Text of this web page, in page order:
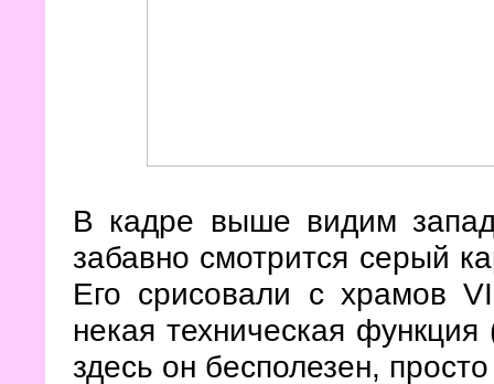
В кадре выше видим
забавно смотрится серый
Его срисовали с храмов
некая техническая
здесь он бесполезен,